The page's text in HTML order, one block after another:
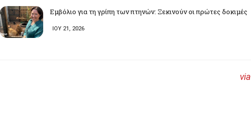
Εμβόλιο για τη γρίπη των πτηνών: Ξεκινούν οι πρώτες δοκιμές
ΙΟΥ 21, 2026
via